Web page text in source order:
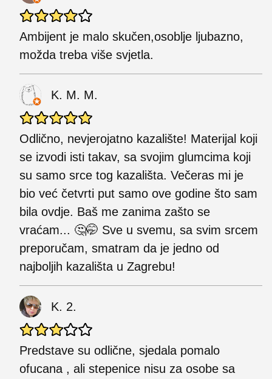
Ambijent je malo skučen,osoblje ljubazno,
možda treba više svjetla.
K. M. M.
Odlično, nevjerojatno kazalište! Materijal koji
se izvodi isti takav, sa svojim glumcima koji
su samo srce tog kazališta. Večeras mi je
bio već četvrti put samo ove godine što sam
bila ovdje. Baš me zanima zašto se
vraćam... 🤔🤭 Sve u svemu, sa svim srcem
preporučam, smatram da je jedno od
najboljih kazališta u Zagrebu!
K. 2.
Predstave su odlične, sjedala pomalo
ofucana , ali stepenice nisu za osobe sa